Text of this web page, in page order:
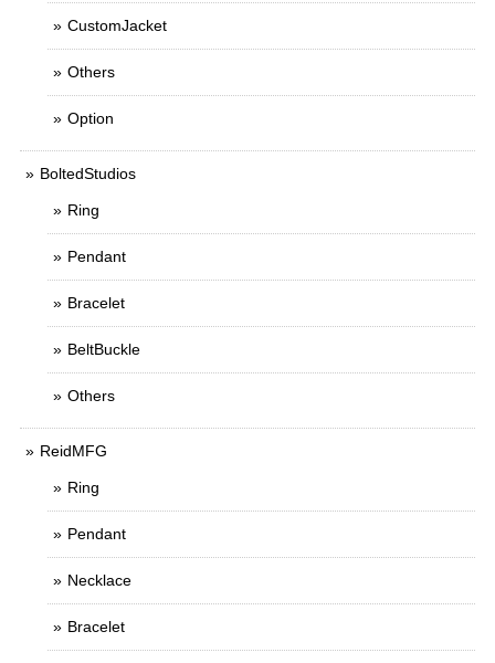
CustomJacket
Others
Option
BoltedStudios
Ring
Pendant
Bracelet
BeltBuckle
Others
ReidMFG
Ring
Pendant
Necklace
Bracelet